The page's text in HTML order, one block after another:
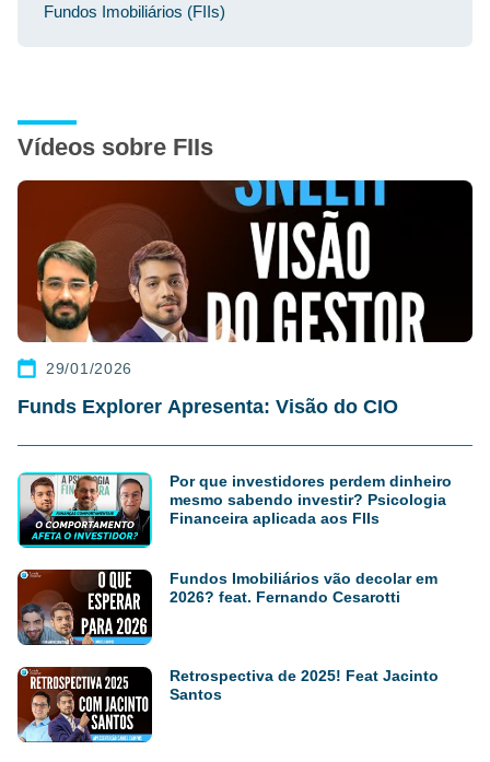
Fundos Imobiliários (FIIs)
Vídeos sobre FIIs
29/01/2026
Funds Explorer Apresenta: Visão do CIO
Por que investidores perdem dinheiro
mesmo sabendo investir? Psicologia
Financeira aplicada aos FIIs
Fundos Imobiliários vão decolar em
2026? feat. Fernando Cesarotti
Retrospectiva de 2025! Feat Jacinto
Santos